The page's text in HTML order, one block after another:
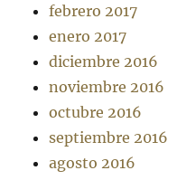
febrero 2017
enero 2017
diciembre 2016
noviembre 2016
octubre 2016
septiembre 2016
agosto 2016